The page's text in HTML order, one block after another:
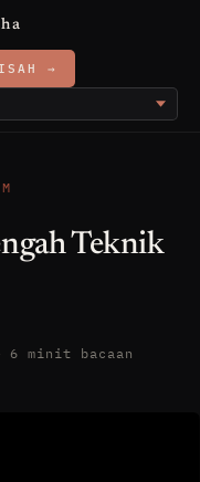
→
Teknik
6 minit bacaan